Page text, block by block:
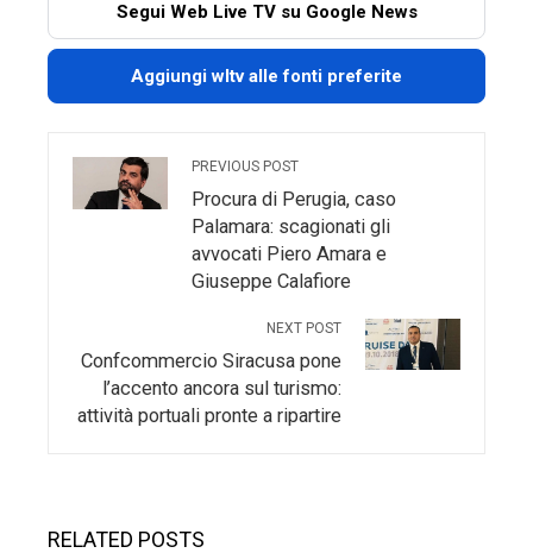
Segui Web Live TV su Google News
Aggiungi wltv alle fonti preferite
PREVIOUS POST
Procura di Perugia, caso
Palamara: scagionati gli
avvocati Piero Amara e
Giuseppe Calafiore
NEXT POST
Confcommercio Siracusa pone
l’accento ancora sul turismo:
attività portuali pronte a ripartire
RELATED POSTS